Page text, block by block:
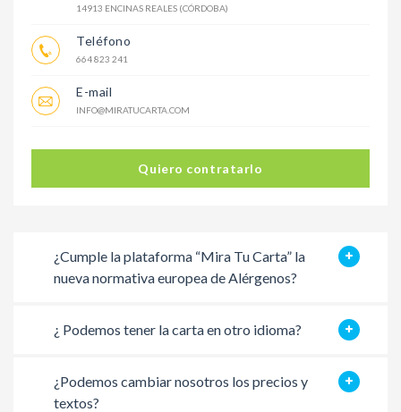
14913 ENCINAS REALES (CÓRDOBA)
Teléfono
664 823 241
E-mail
INFO@MIRATUCARTA.COM
Quiero contratarlo
¿Cumple la plataforma “Mira Tu Carta” la
nueva normativa europea de Alérgenos?
¿ Podemos tener la carta en otro idioma?
¿Podemos cambiar nosotros los precios y
textos?